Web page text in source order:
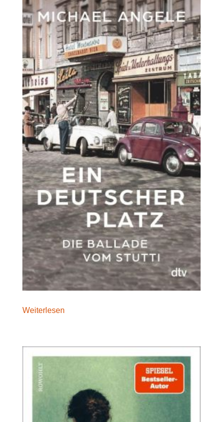
Weiterlesen